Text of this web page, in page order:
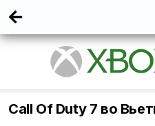
Call Of Duty 7 во